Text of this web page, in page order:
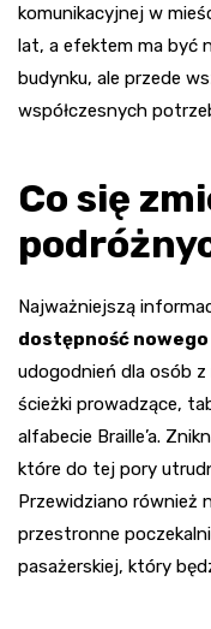
komunikacyjnej w
lat, a efektem ma być
budynku, ale przede
współczesnych
Co się
Najważniejszą
dostępność
udogodnień dla osób
ścieżki prowadzące,
alfabecie Braille’a.
które do tej pory
Przewidziano również
przestronne
pasażerskiej, który